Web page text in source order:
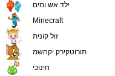
ילד אש ומים
Minecraft
זול קונית
תורוטקירק יקחשמ
חינוכי